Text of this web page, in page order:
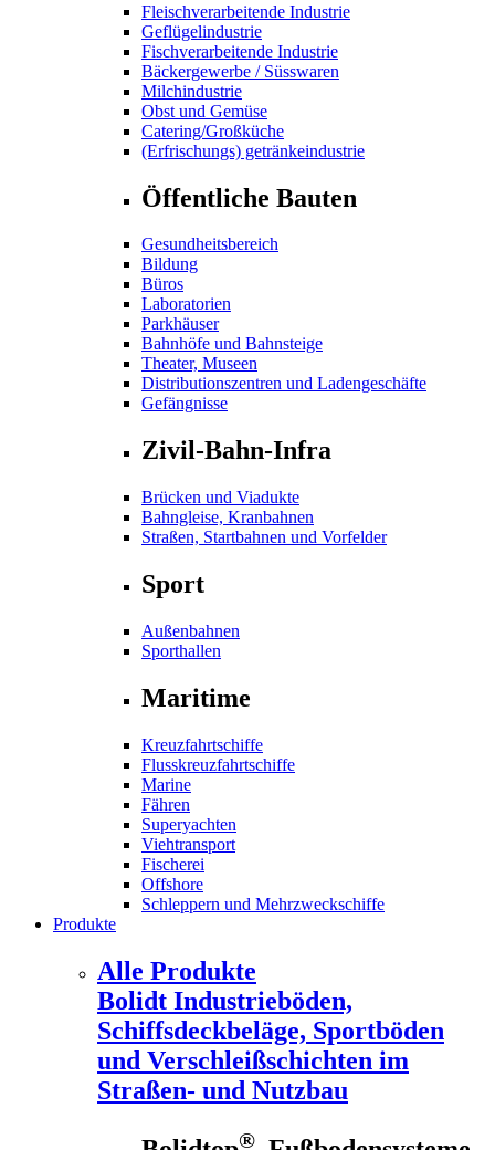
Fleischverarbeitende Industrie
Geflügelindustrie
Fischverarbeitende Industrie
Bäckergewerbe / Süsswaren
Milchindustrie
Obst und Gemüse
Catering/Großküche
(Erfrischungs) getränkeindustrie
Öffentliche Bauten
Gesundheitsbereich
Bildung
Büros
Laboratorien
Parkhäuser
Bahnhöfe und Bahnsteige
Theater, Museen
Distributionszentren und Ladengeschäfte
Gefängnisse
Zivil-Bahn-Infra
Brücken und Viadukte
Bahngleise, Kranbahnen
Straßen, Startbahnen und Vorfelder
Sport
Außenbahnen
Sporthallen
Maritime
Kreuzfahrtschiffe
Flusskreuzfahrtschiffe
Marine
Fähren
Superyachten
Viehtransport
Fischerei
Offshore
Schleppern und Mehrzweckschiffe
Produkte
Alle Produkte
Bolidt Industrieböden,
Schiffsdeckbeläge, Sportböden
und Verschleißschichten im
Straßen- und Nutzbau
®